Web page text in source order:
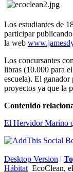
Los estudiantes de
participar publicando
la web
Los concursantes
libras (10.000 para
escuela). El
proyectos ya que la
Contenido
El Hervidor Marino
Desktop Version |
Hábitat EcoClean,